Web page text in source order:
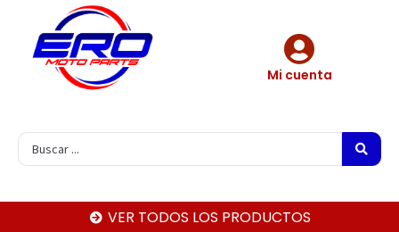
Mi cuenta
VER TODOS LOS PRODUCTOS